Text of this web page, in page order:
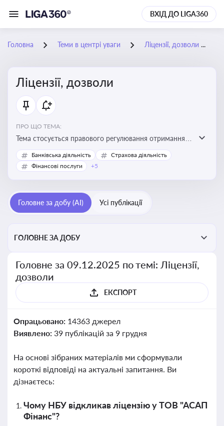
ВХІД ДО LIGA360
Головна Теми в центрі уваги Ліцензії, дозволи
Ліцензії, дозволи
ПРО ЩО ТЕМА:
Тема стосується правового регулювання отримання,
переоформлення, анулювання ліцензій і дозволів,
необхідних для провадження господарської
Банківська діяльність
Страхова діяльність
Фінансові послуги
+5
Головне за добу (AI) Усі публікації
ГОЛОВНЕ ЗА ДОБУ
Головне за 09.12.2025 по темі: Ліцензії,
дозволи
ЕКСПОРТ
Опрацьовано: 14363 джерел
Виявлено: 39 публікацій за 9 грудня
На основі зібраних матеріалів ми сформували
короткі відповіді на актуальні запитання. Ви
дізнаєтесь:
Чому НБУ відкликав ліцензію у ТОВ "АСАП
Фінанс"?